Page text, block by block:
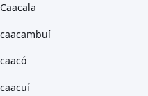
Caacala
caacambuí
caacó
caacuí